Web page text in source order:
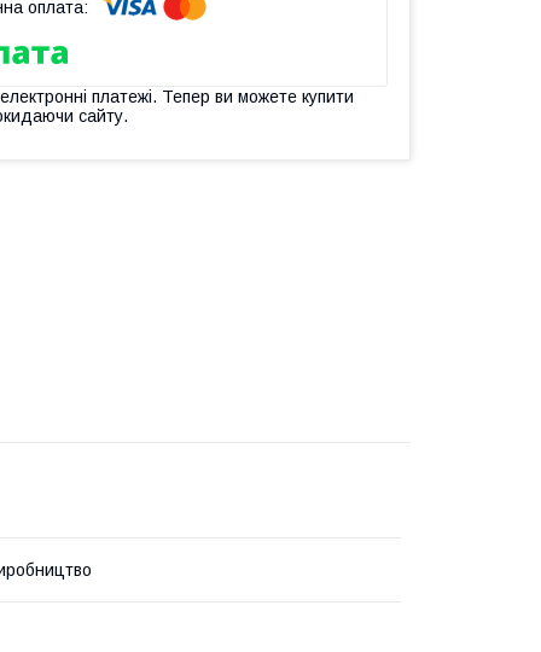
платежі. Тепер ви можете купити
сайту.